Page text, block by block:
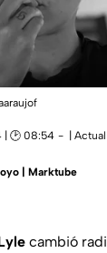
| 🕑 08:54 |
| Marktube
cambió